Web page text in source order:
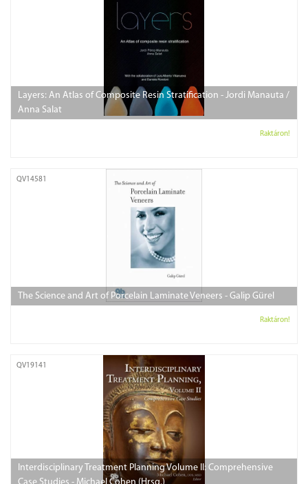
Layers: An Atlas of Composite Resin Stratification - Jordi Manauta /
Anna Salat
Raktáron!
QV14581
The Science and Art of Porcelain Laminate Veneers - Galip Gürel
Raktáron!
QV19141
Interdisciplinary Treatment Planning Volume II: Comprehensive